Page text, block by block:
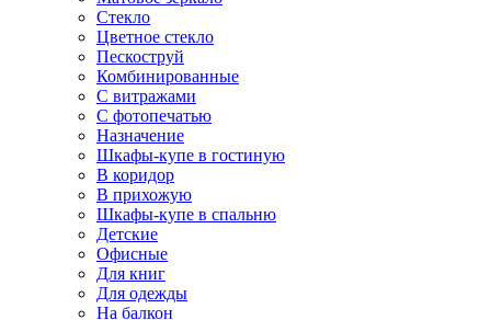
Стекло
Цветное стекло
Пескоструй
Комбинированные
С витражами
С фотопечатью
Назначение
Шкафы-купе в гостиную
В коридор
В прихожую
Шкафы-купе в спальню
Детские
Офисные
Для книг
Для одежды
На балкон